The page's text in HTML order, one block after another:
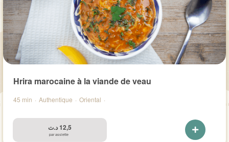
Hrira marocaine à la viande de veau
45 min · Authentique · Oriental ·
12,5د.ت
par assiette